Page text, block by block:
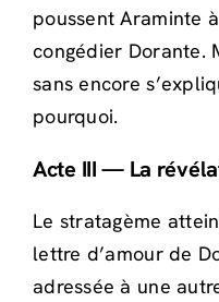
poussent Araminte
congédier Dorante.
sans encore
pourquoi.
Acte III — La
Le stratagème
lettre d’amour de
adressée à une